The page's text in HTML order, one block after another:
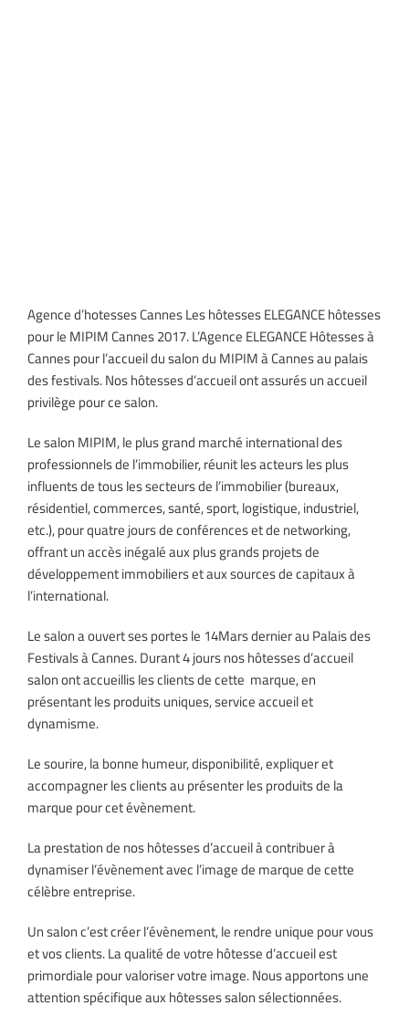
Agence d’hotesses Cannes Les hôtesses ELEGANCE hôtesses
pour le MIPIM Cannes 2017. L’Agence ELEGANCE Hôtesses à
Cannes pour l’accueil du salon du MIPIM à Cannes au palais
des festivals. Nos hôtesses d’accueil ont assurés un accueil
privilège pour ce salon.
Le salon MIPIM, le plus grand marché international des
professionnels de l’immobilier, réunit les acteurs les plus
influents de tous les secteurs de l’immobilier (bureaux,
résidentiel, commerces, santé, sport, logistique, industriel,
etc.), pour quatre jours de conférences et de networking,
offrant un accès inégalé aux plus grands projets de
développement immobiliers et aux sources de capitaux à
l’international.
Le salon a ouvert ses portes le 14Mars dernier au Palais des
Festivals à Cannes. Durant 4 jours nos hôtesses d’accueil
salon ont accueillis les clients de cette marque, en
présentant les produits uniques, service accueil et
dynamisme.
Le sourire, la bonne humeur, disponibilité, expliquer et
accompagner les clients au présenter les produits de la
marque pour cet évènement.
La prestation de nos hôtesses d’accueil à contribuer à
dynamiser l’évènement avec l’image de marque de cette
célèbre entreprise.
Un salon c’est créer l’évènement, le rendre unique pour vous
et vos clients. La qualité de votre hôtesse d’accueil est
primordiale pour valoriser votre image. Nous apportons une
attention spécifique aux hôtesses salon sélectionnées.